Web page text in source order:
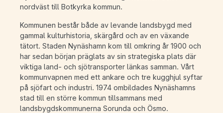
nordväst till Botkyrka kommun.
Kommunen består både av levande landsbygd med
gammal kulturhistoria, skärgård och av en växande
tätort. Staden Nynäshamn kom till omkring år 1900 och
har sedan början präglats av sin strategiska plats där
viktiga land- och sjötransporter länkas samman. Vårt
kommunvapnen med ett ankare och tre kugghjul syftar
på sjöfart och industri. 1974 ombildades Nynäshamns
stad till en större kommun tillsammans med
landsbygdskommunerna Sorunda och Ösmo.